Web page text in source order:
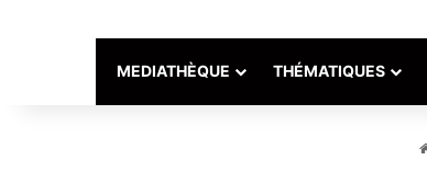
MEDIATHÈQUE THÉMATIQUES